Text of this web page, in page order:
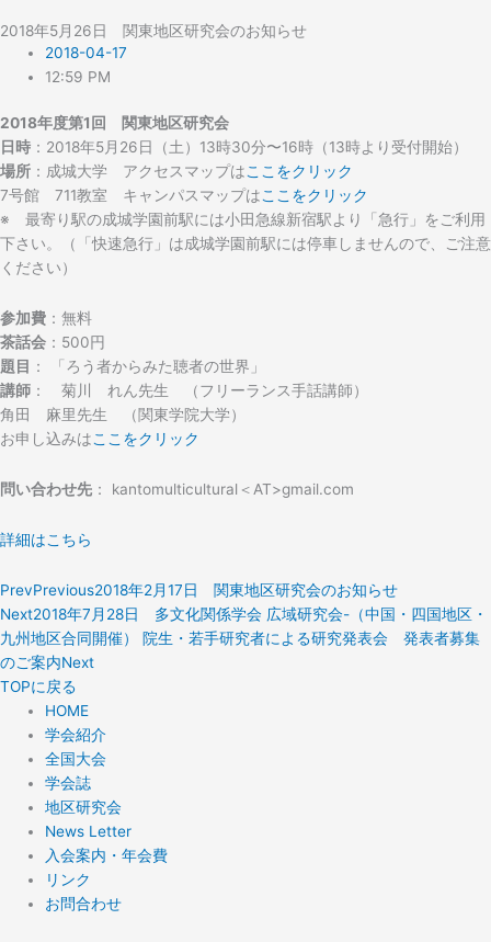
2018年5月26日 関東地区研究会のお知らせ
2018-04-17
12:59 PM
2018年度第1回 関東地区研究会
日時 ：2018年5月26日（土）13時30分〜16時（13時より受付開始）
場所 ：成城大学 アクセスマップはここをクリック
7号館 711教室 キャンパスマップはここをクリック
※ 最寄り駅の成城学園前駅には小田急線新宿駅より「急行」をご利用
下さい。（「快速急行」は成城学園前駅には停車しませんので、ご注意
ください）
参加費 ：無料
茶話会 ：500円
題目
： 「ろう者からみた聴者の世界」
講師 ： 菊川 れん先生 （フリーランス手話講師）
角田 麻里先生 （関東学院大学）
お申し込みはここをクリック
問い合わせ先 ： kantomulticultural＜AT>gmail.com
詳細はこちら
PrevPrevious2018年2月17日 関東地区研究会のお知らせ
Next2018年7月28日 多文化関係学会 広域研究会-（中国・四国地区・
九州地区合同開催） 院生・若手研究者による研究発表会 発表者募集
のご案内Next
TOPに戻る
HOME
学会紹介
全国大会
学会誌
地区研究会
News Letter
入会案内・年会費
リンク
お問合わせ